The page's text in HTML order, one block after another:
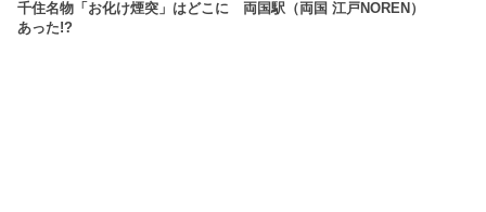
千住名物「お化け煙突」はどこに
あった!?
両国駅（両国 江戸NOREN）